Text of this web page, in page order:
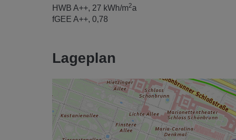
HWB A++, 27 kWh/m2a
fGEE A++, 0,78
Lageplan